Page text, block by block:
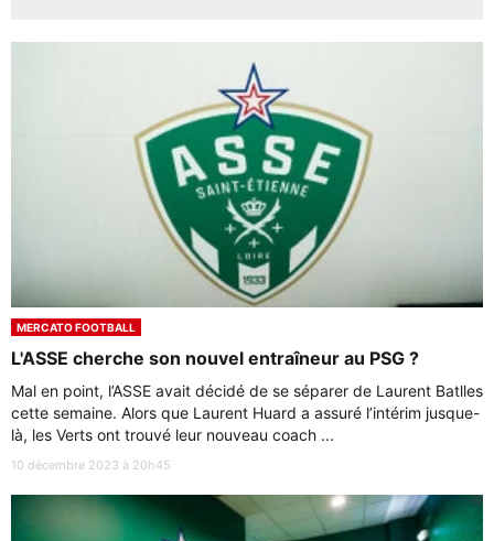
MERCATO FOOTBALL
L'ASSE cherche son nouvel entraîneur au PSG ?
Mal en point, l’ASSE avait décidé de se séparer de Laurent Batlles
cette semaine. Alors que Laurent Huard a assuré l’intérim jusque-
là, les Verts ont trouvé leur nouveau coach ...
10 décembre 2023 à 20h45